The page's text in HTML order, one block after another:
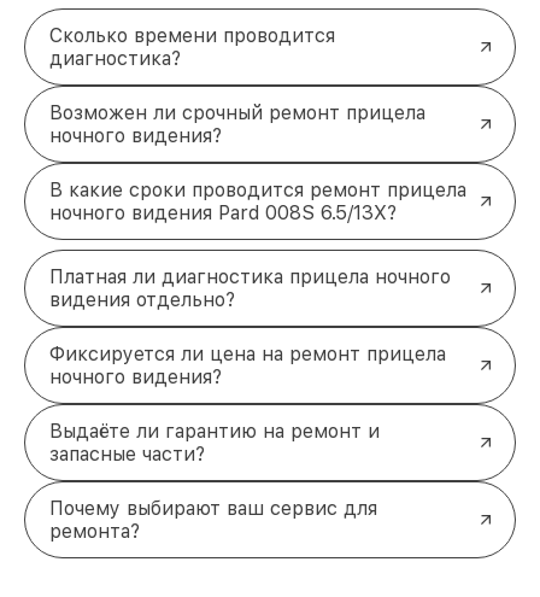
Сколько времени проводится
диагностика?
Возможен ли срочный ремонт прицела
ночного видения?
В какие сроки проводится ремонт прицела
ночного видения Pard 008S 6.5/13X?
Платная ли диагностика прицела ночного
видения отдельно?
Фиксируется ли цена на ремонт прицела
ночного видения?
Выдаёте ли гарантию на ремонт и
запасные части?
Почему выбирают ваш сервис для
ремонта?